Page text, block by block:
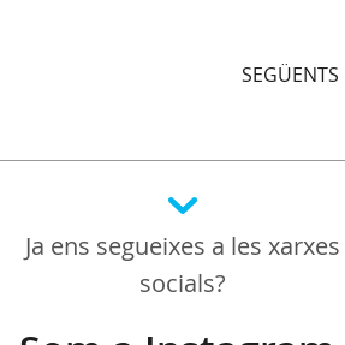
SEGÜENTS
Ja ens segueixes a les xarxes
socials?